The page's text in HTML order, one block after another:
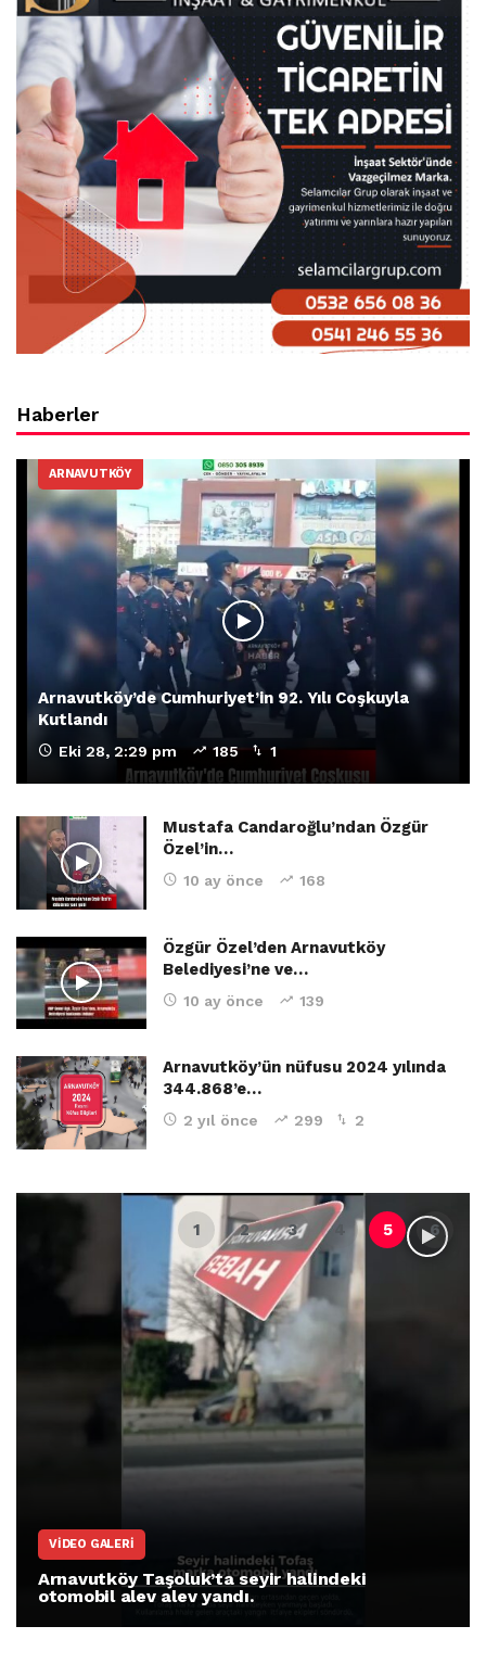
Haberler
ARNAVUTKÖY
Arnavutköy’de Cumhuriyet’in 92. Yılı Coşkuyla
Kutlandı
Eki 28, 2:29 pm 185 1
Mustafa Candaroğlu’ndan Özgür
Özel’in…
10 ay önce 168
Özgür Özel’den Arnavutköy
Belediyesi’ne ve…
10 ay önce 139
Arnavutköy’ün nüfusu 2024 yılında
344.868’e…
2 yıl önce 299 2
VIDEO GALERI
Arnavutköy Taşoluk’ta seyir halindeki
otomobil alev alev yandı.